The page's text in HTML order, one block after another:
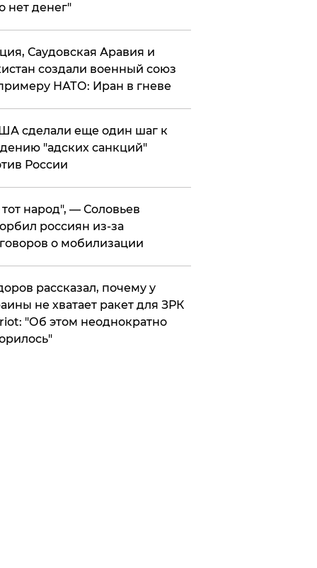
нет денег"
Саудовская Аравия и
создали военный союз
НАТО: Иран в гневе
сделали еще один шаг к
"адских санкций"
России
народ", — Соловьев
россиян из-за
о мобилизации
рассказал, почему у
не хватает ракет для ЗРК
"Об этом неоднократно